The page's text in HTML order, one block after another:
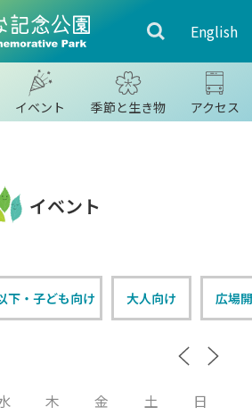
English
イベント 季節と生き物 アクセス
イベント
下・子ども向け 大人向け 広場
木 金 土
日